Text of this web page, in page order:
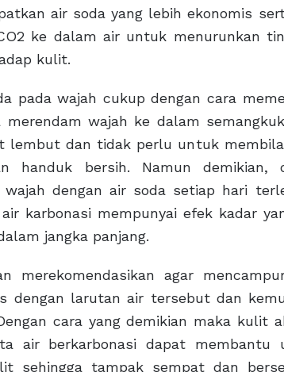
air soda yang lebih ekonomis
ke dalam air untuk menurunkan
kulit.
pada wajah cukup dengan cara
merendam wajah ke dalam
lembut dan tidak perlu untuk
handuk bersih. Namun demikian,
dengan air soda setiap hari
karbonasi mempunyai efek kadar
jangka panjang.
merekomendasikan agar
dengan larutan air tersebut dan
cara yang demikian maka kulit
air berkarbonasi dapat membantu
sehingga tampak sempat dan